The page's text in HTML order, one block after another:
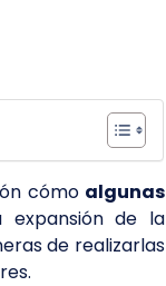
cómo algunas
expansión de la
de realizarlas